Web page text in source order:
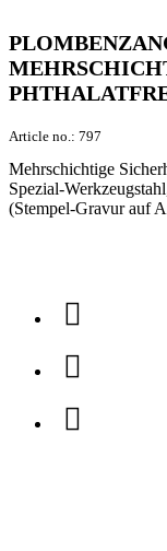
Article no.: 797
Mehrschichtige
Spezial-
(Stempel-Gravur auf